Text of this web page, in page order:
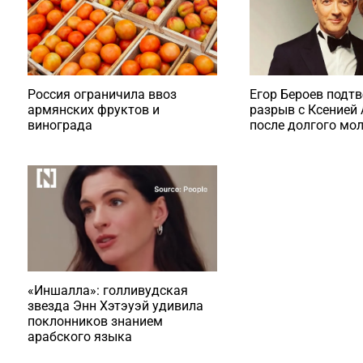
Россия ограничила ввоз
армянских фруктов и
винограда
Егор Бероев
разрыв с
после долгого
«Иншалла»: голливудская
звезда Энн Хэтэуэй удивила
поклонников знанием
арабского языка